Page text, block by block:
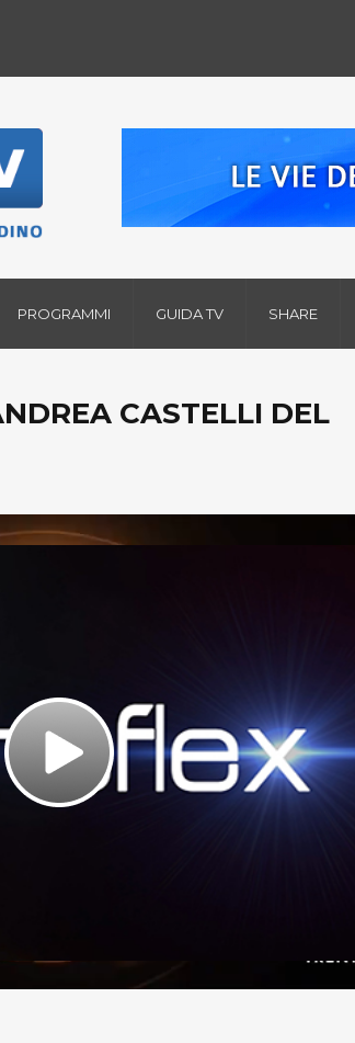
PROGRAMMI GUIDA TV SHARE
CASTELLI DEL
Play
Video